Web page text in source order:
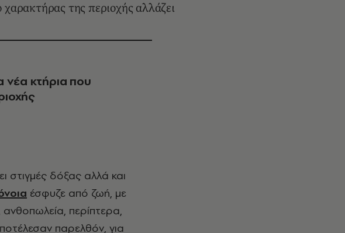
της περιοχής αλλάζει
νέα κτήρια που
στιγμές δόξας αλλά και
έσφυζε από ζωή, με
περίπτερα,
παρελθόν, για